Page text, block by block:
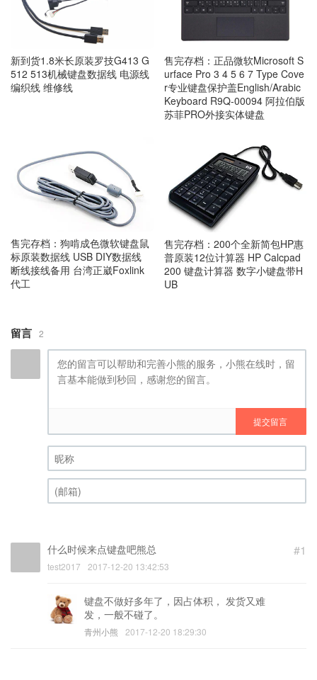
新到货1.8米长原装罗技G413 G
512 513机械键盘数据线 电源线
编织线 维修线
售完存档：正品微软Microsoft S
urface Pro 3 4 5 6 7 Type Cove
r专业键盘保护盖English/Arabic
Keyboard R9Q-00094 阿拉伯版
苏菲PRO外接实体键盘
售完存档：狗啃成色微软键盘鼠
标原装数据线 USB DIY数据线
断线接线备用 台湾正崴Foxlink
代工
售完存档：200个全新简包HP惠
普原装12位计算器 HP Calcpad
200 键盘计算器 数字小键盘带H
UB
留言 2
提交留言
昵称 (必填)
#1
什么时候来点键盘吧熊总
test2017 2017-12-20 13:42:53
键盘不做好多年了，因占体积， 发货又难
发，一般不碰了。
青州小熊 2017-12-20 18:29:30